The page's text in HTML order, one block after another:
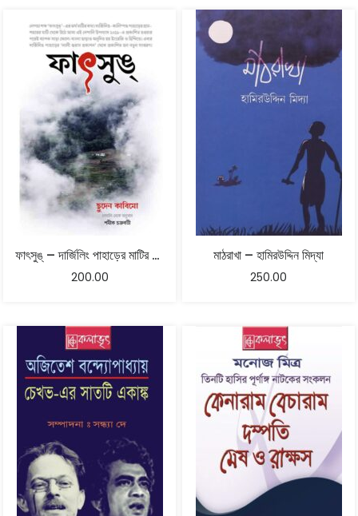
ফাৎসুঙ্‌ – দার্জিলিং পাহাড়ের মাটির কথা – ছুদেন কাবিমো : ভাষান্তর: শমীক চক্রবর্তীর
200.00
মাঠরাখা – হামিরউদ্দিন মিদ্যা
250.00